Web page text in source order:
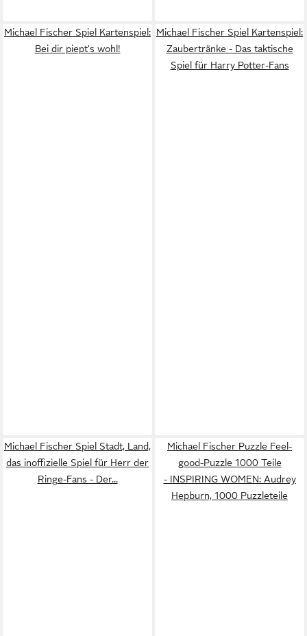
Michael Fischer Spiel Kartenspiel:
Bei dir piept's wohl!
Michael Fischer Spiel Kartenspiel:
Zaubertränke - Das taktische
Spiel für Harry Potter-Fans
Michael Fischer Spiel Stadt, Land,
das inoffizielle Spiel für Herr der
Ringe-Fans - Der...
Michael Fischer Puzzle Feel-
good-Puzzle 1000 Teile
- INSPIRING WOMEN: Audrey
Hepburn, 1000 Puzzleteile